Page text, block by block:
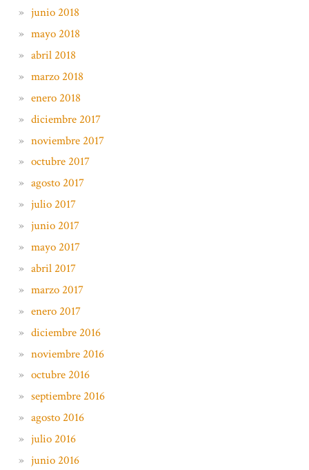
junio 2018
mayo 2018
abril 2018
marzo 2018
enero 2018
diciembre 2017
noviembre 2017
octubre 2017
agosto 2017
julio 2017
junio 2017
mayo 2017
abril 2017
marzo 2017
enero 2017
diciembre 2016
noviembre 2016
octubre 2016
septiembre 2016
agosto 2016
julio 2016
junio 2016